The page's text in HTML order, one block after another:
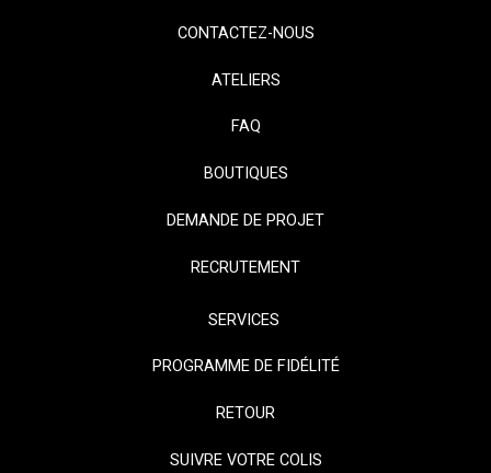
CONTACTEZ-NOUS
ATELIERS
FAQ
BOUTIQUES
DEMANDE DE PROJET
RECRUTEMENT
SERVICES
PROGRAMME DE FIDÉLITÉ
RETOUR
SUIVRE VOTRE COLIS